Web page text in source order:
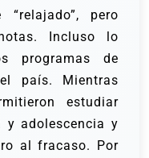
pero
Incluso lo
programas de
país. Mientras
estudiar
y adolescencia y
al fracaso. Por